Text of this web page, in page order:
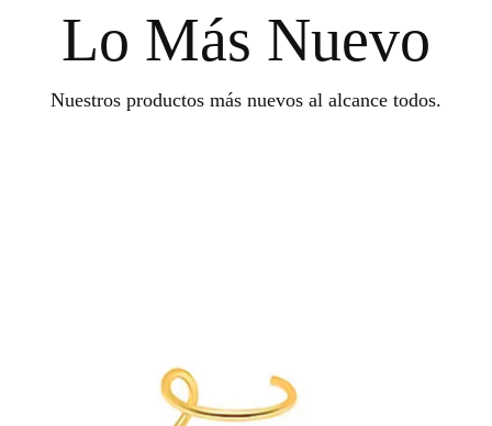
Lo Más Nuevo
Nuestros productos más nuevos al alcance todos.